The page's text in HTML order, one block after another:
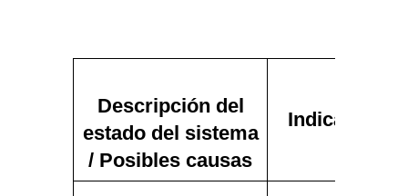
Descripción del
estado del sistema
/ Posibles causas
Indicación